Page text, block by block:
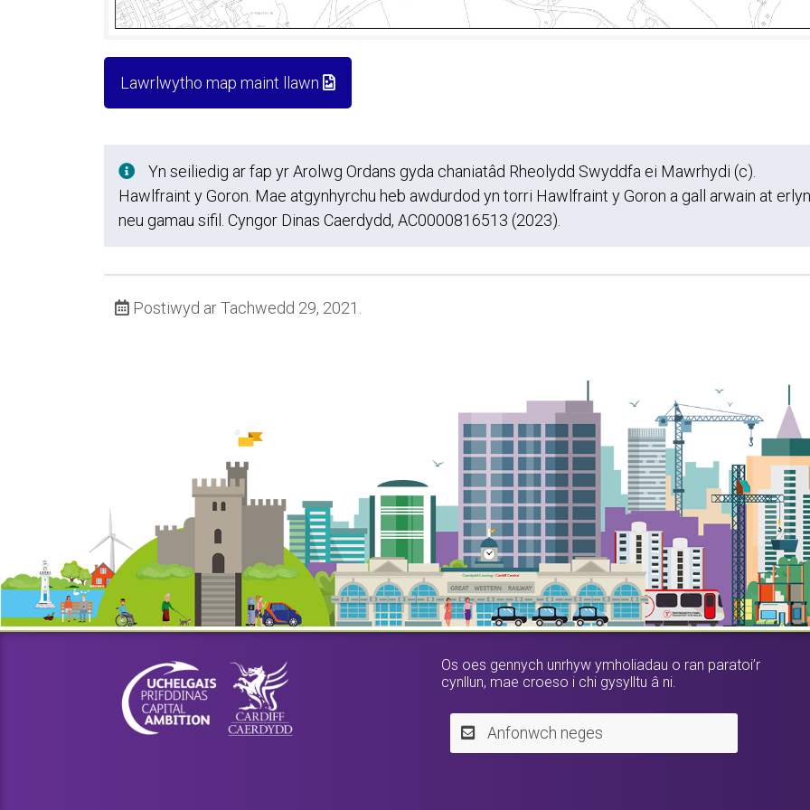
Lawrlwytho map maint llawn
Yn seiliedig ar fap yr Arolwg Ordans gyda chaniatâd Rheolydd Swyddfa ei Mawrhydi (c).
Hawlfraint y Goron. Mae atgynhyrchu heb awdurdod yn torri Hawlfraint y Goron a gall arwain at erlyn
neu gamau sifil. Cyngor Dinas Caerdydd, AC0000816513 (2023).
Postiwyd ar Tachwedd 29, 2021.
Os oes gennych unrhyw ymholiadau o ran paratoi’r
cynllun, mae croeso i chi gysylltu â ni.
Anfonwch neges